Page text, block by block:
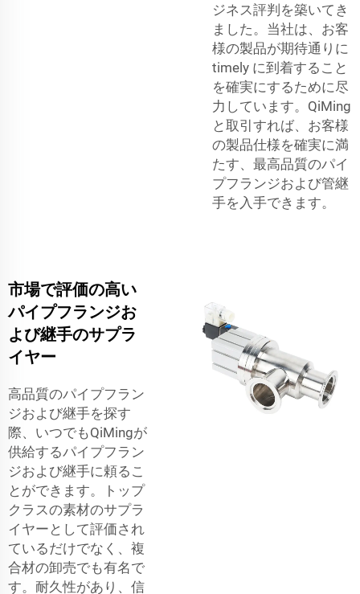
ジネス評判を築いてき
ました。当社は、お客
様の製品が期待通りに
timely に到着すること
を確実にするために尽
力しています。QiMing
と取引すれば、お客様
の製品仕様を確実に満
たす、最高品質のパイ
プフランジおよび管継
手を入手できます。
市場で評価の高い
パイプフランジお
よび継手のサプラ
イヤー
高品質のパイプフラン
ジおよび継手を探す
際、いつでもQiMingが
供給するパイプフラン
ジおよび継手に頼るこ
とができます。トップ
クラスの素材のサプラ
イヤーとして評価され
ているだけでなく、複
合材の卸売でも有名で
す。耐久性があり、信